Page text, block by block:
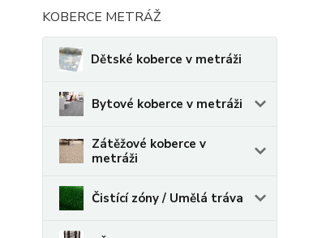
KOBERCE METRÁŽ
Dětské koberce v metráži
Bytové koberce v metráži
Zátěžové koberce v
metráži
Čistící zóny / Umělá tráva